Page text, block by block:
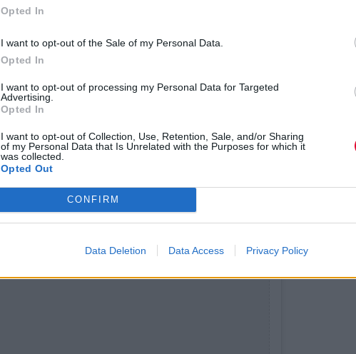
Opted In
I want to opt-out of the Sale of my Personal Data.
Opted In
I want to opt-out of processing my Personal Data for Targeted
Advertising.
Opted In
I want to opt-out of Collection, Use, Retention, Sale, and/or Sharing
of my Personal Data that Is Unrelated with the Purposes for which it
was collected.
Opted Out
CONFIRM
Data Deletion Data Access Privacy Policy